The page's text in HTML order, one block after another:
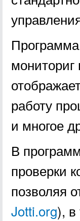
мониториг
работу
и многое
В
проверки
позволяя
Jotti.org), в